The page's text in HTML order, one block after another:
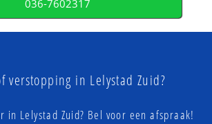
036-7602317
verstopping in Lelystad Zuid?
in Lelystad Zuid? Bel voor een afspraak!